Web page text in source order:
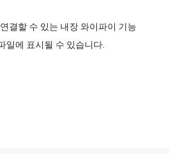
결할 수 있는 내장 와이파이 기능
일에 표시될 수 있습니다.